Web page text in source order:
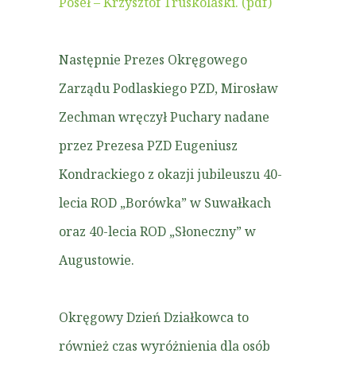
Następnie Prezes Okręgowego
Zarządu Podlaskiego PZD, Mirosław
Zechman wręczył Puchary nadane
przez Prezesa PZD Eugeniusz
Kondrackiego z okazji jubileuszu 40-
lecia ROD „Borówka” w Suwałkach
oraz 40-lecia ROD „Słoneczny” w
Augustowie.
Okręgowy Dzień Działkowca to
również czas wyróżnienia dla osób